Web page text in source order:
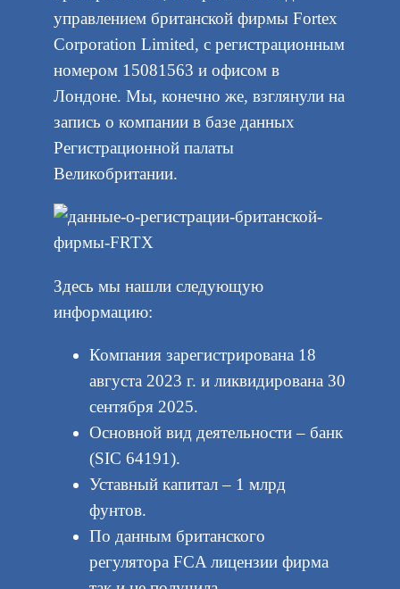
управлением британской фирмы Fortex
Corporation Limited, с регистрационным
номером 15081563 и офисом в
Лондоне. Мы, конечно же, взглянули на
запись о компании в базе данных
Регистрационной палаты
Великобритании.
Здесь мы нашли следующую
информацию:
Компания зарегистрирована 18
августа 2023 г. и ликвидирована 30
сентября 2025.
Основной вид деятельности – банк
(SIC 64191).
Уставный капитал – 1 млрд
фунтов.
По данным британского
регулятора FCA лицензии фирма